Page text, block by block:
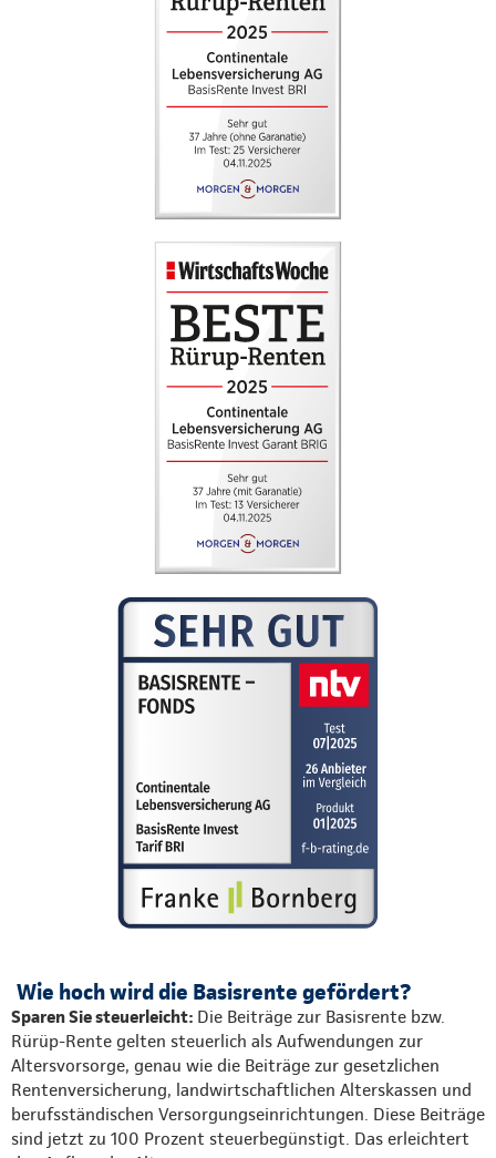
Wie hoch wird die Basisrente gefördert?
Sparen Sie steuerleicht: Die Beiträge zur Basisrente bzw.
Rürüp-Rente gelten steuerlich als Aufwendungen zur
Altersvorsorge, genau wie die Beiträge zur gesetzlichen
Rentenversicherung, landwirtschaftlichen Alterskassen und
berufsständischen Versorgungseinrichtungen. Diese Beiträge
sind jetzt zu 100 Prozent steuerbegünstigt. Das erleichtert